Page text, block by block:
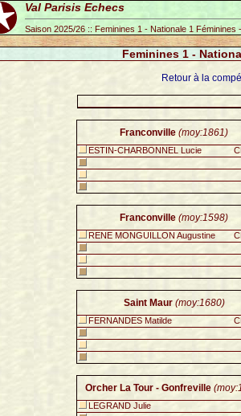
Val Parisis Echecs
Saison 2025/26 :: Feminines 1 - Nationale 1 Féminines
Feminines 1 -
Retour à la
Franconville (moy:1861)
ESTIN-CHARBONNEL Lucie
Franconville (moy:1598)
RENE MONGUILLON Augustine
Saint Maur (moy:1680)
FERNANDES Matilde
Orcher La Tour - Gonfreville
LEGRAND Julie